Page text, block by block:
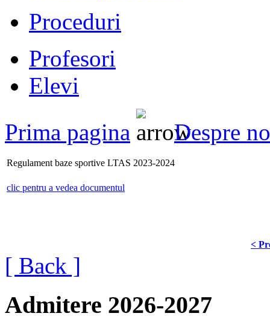
Proceduri
Profesori
Elevi
Prima pagina
Despre
Regulament baze sportive LTAS 2023-2024
clic pentru a vedea documentul
<
[ Back ]
Admitere 2026-2027